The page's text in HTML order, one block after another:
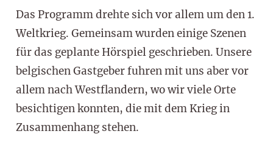
Das Programm drehte sich vor allem um den 1.
Weltkrieg. Gemeinsam wurden einige Szenen
für das geplante Hörspiel geschrieben. Unsere
belgischen Gastgeber fuhren mit uns aber vor
allem nach Westflandern, wo wir viele Orte
besichtigen konnten, die mit dem Krieg in
Zusammenhang stehen.